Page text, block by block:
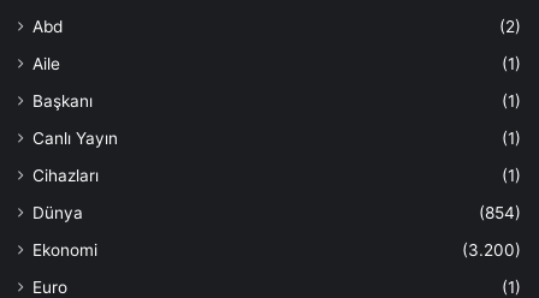
Abd
(2)
Aile
(1)
Başkanı
(1)
Canlı Yayın
(1)
Cihazları
(1)
Dünya
(854)
Ekonomi
(3.200)
Euro
(1)